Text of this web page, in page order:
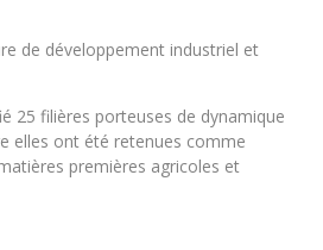
de développement industriel et
25 filières porteuses de dynamique
elles ont été retenues comme
premières agricoles et